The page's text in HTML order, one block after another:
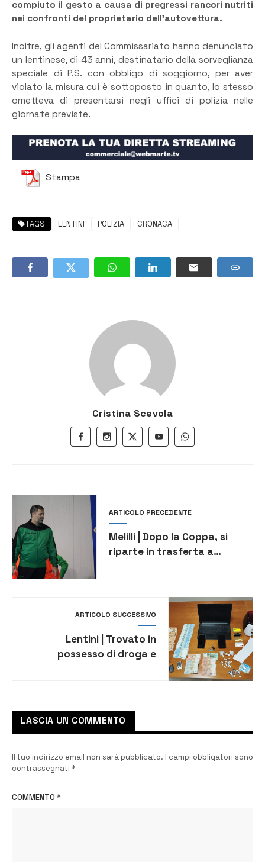
compiuto il gesto a causa di pregressi rancori nutriti
nei confronti del proprietario dell’autovettura.
Inoltre, gli agenti del Commissariato hanno denunciato
un lentinese, di 43 anni, destinatario della sorveglianza
speciale di P.S. con obbligo di soggiorno, per aver
violato la misura cui è sottoposto in quanto, lo stesso
ometteva di presentarsi negli uffici di polizia nelle
giornate previste.
Stampa
TAGS LENTINI POLIZIA CRONACA
Cristina Scevola
ARTICOLO PRECEDENTE
Melilli | Dopo la Coppa, si
riparte in trasferta a
ARTICOLO SUCCESSIVO
Lentini | Trovato in
possesso di droga e
LASCIA UN COMMENTO
Il tuo indirizzo email non sarà pubblicato. I campi obbligatori sono
contrassegnati *
COMMENTO *